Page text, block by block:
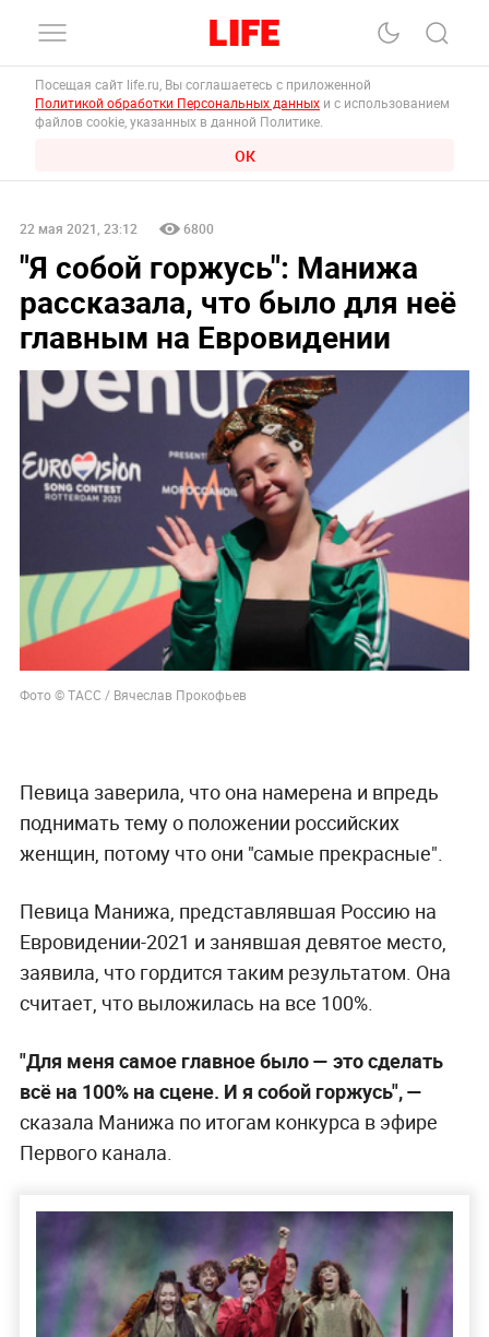
Посещая сайт life.ru, Вы соглашаетесь с приложенной
Политикой обработки Персональных данных и с использованием
файлов cookie, указанных в данной Политике.
ОК
22 мая 2021, 23:12 6800
"Я собой горжусь": Манижа
рассказала, что было для неё
главным на Евровидении
Фото © ТАСС / Вячеслав Прокофьев
Певица заверила, что она намерена и впредь
поднимать тему о положении российских
женщин, потому что они "самые прекрасные".
Певица Манижа, представлявшая Россию на
Евровидении-2021 и занявшая девятое место,
заявила, что гордится таким результатом. Она
считает, что выложилась на все 100%.
"Для меня самое главное было — это сделать
всё на 100% на сцене. И я собой горжусь", —
сказала Манижа по итогам конкурса в эфире
Первого канала.